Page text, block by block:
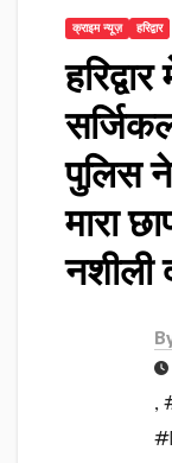
क्राइम न्यूज़ हरिद्वार
पुलिस
मारा
नशीली
,